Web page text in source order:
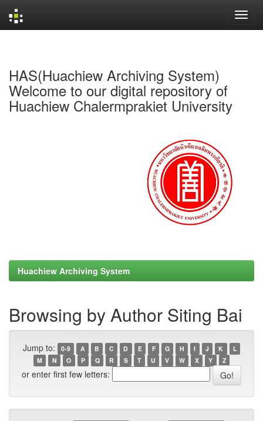
HAS(Huachiew Archiving System)
Welcome to our digital repository of
Huachiew Chalermprakiet University
Huachiew Archiving System
Browsing by Author Siting Bai
Jump to: 0-9 A B C D E F G H I J K
L
M
N O P Q R S T U V W X Y Z
or enter first few letters: